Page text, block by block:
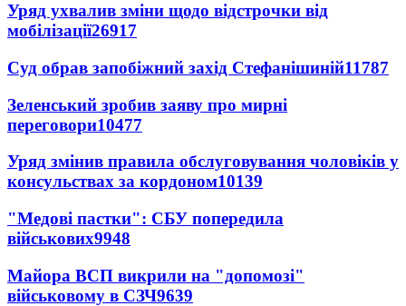
Уряд ухвалив зміни щодо відстрочки від
мобілізації26917
Суд обрав запобіжний захід Стефанішиній11787
Зеленський зробив заяву про мирні
переговори10477
Уряд змінив правила обслуговування чоловіків у
консульствах за кордоном10139
"Медові пастки": СБУ попередила
військових9948
Майора ВСП викрили на "допомозі"
військовому в СЗЧ9639